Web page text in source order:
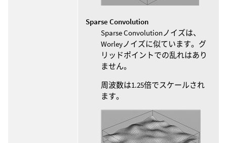
Sparse Convolution
Sparse Convolutionノイズは、
Worleyノイズに似ています。グ
リッドポイントでの乱れはあり
ません。
周波数は1.25倍でスケールされ
ます。